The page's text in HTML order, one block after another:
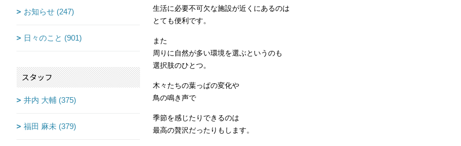
生活に必要不可欠な施設が近くにあるのは
とても便利です。
また
周りに自然が多い環境を選ぶというのも
選択肢のひとつ。
木々たちの葉っぱの変化や
鳥の鳴き声で
季節を感じたりできるのは
最高の贅沢だったりもします。
お知らせ (247)
日々のこと (901)
スタッフ
井内 大輔 (375)
福田 麻未 (379)